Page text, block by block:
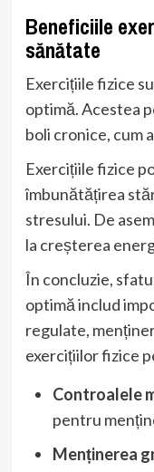
Beneficiile
sănătate
Exercițiile fizice
optimă. Acestea
boli cronice, cum
Exercițiile fizice
îmbunătățirea
stresului. De
la creșterea
În concluzie,
optimă includ
regulate,
exercițiilor fizice
Controalele
pentru
Menținerea